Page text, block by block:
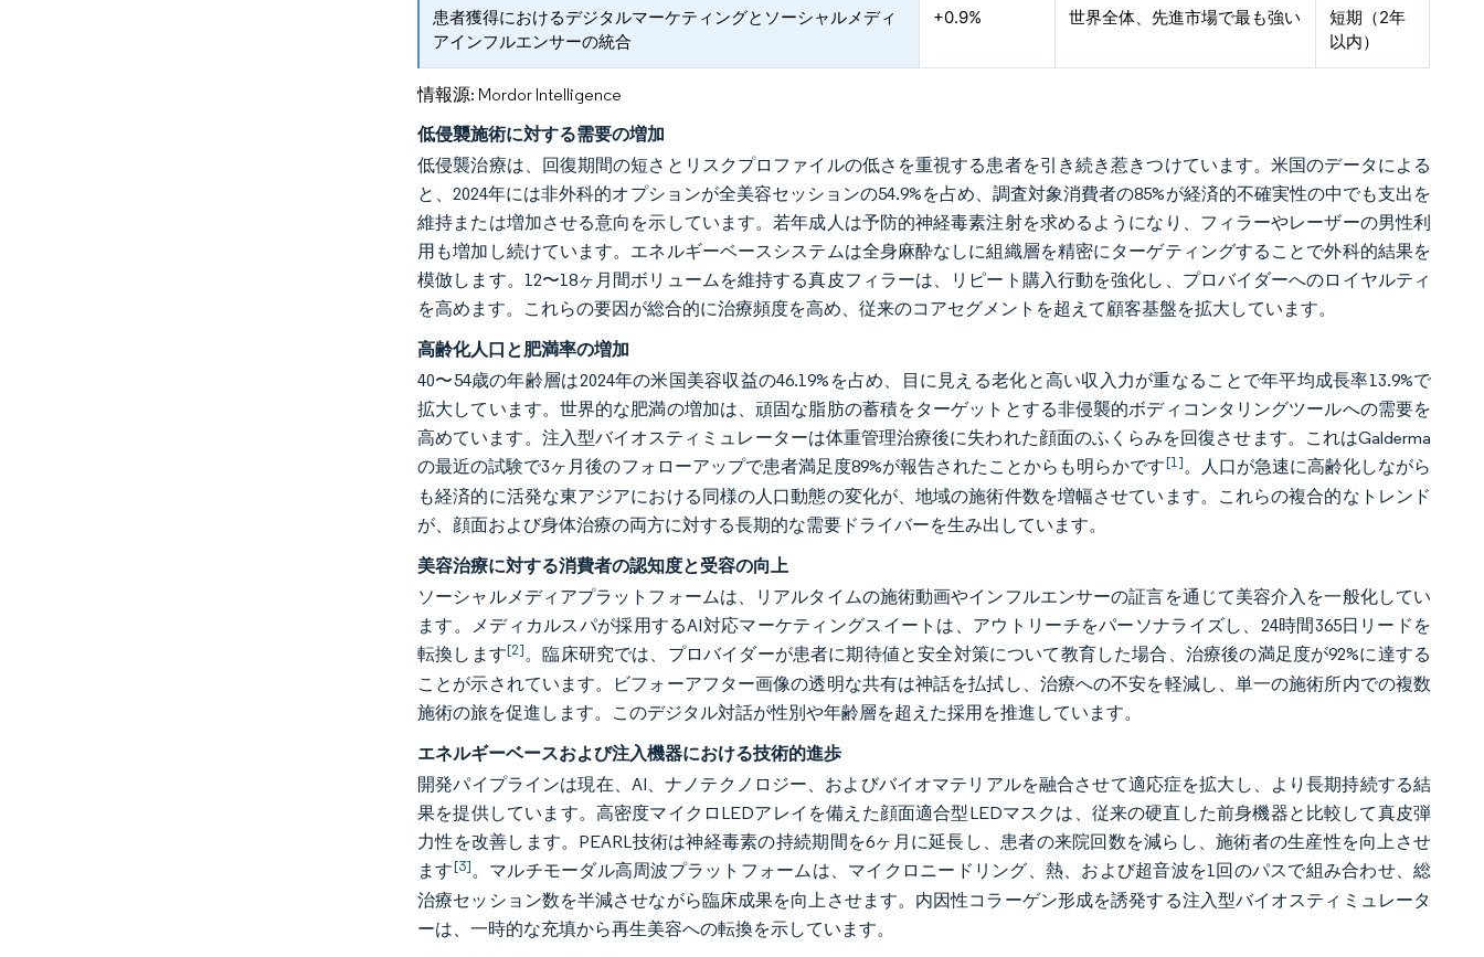
患者獲得におけるデジタルマーケティングとソーシャルメディ
アインフルエンサーの統合
+0.9% 世界全体、先進市場で最も強い
短期（2年
以内）
情報源: Mordor Intelligence
低侵襲施術に対する需要の増加
低侵襲治療は、回復期間の短さとリスクプロファイルの低さを重視する患者を引き続き惹きつけています。米国のデータによる
と、2024年には非外科的オプションが全美容セッションの54.9%を占め、調査対象消費者の85%が経済的不確実性の中でも支出を
維持または増加させる意向を示しています。若年成人は予防的神経毒素注射を求めるようになり、フィラーやレーザーの男性利
用も増加し続けています。エネルギーベースシステムは全身麻酔なしに組織層を精密にターゲティングすることで外科的結果を
模倣します。12〜18ヶ月間ボリュームを維持する真皮フィラーは、リピート購入行動を強化し、プロバイダーへのロイヤルティ
を高めます。これらの要因が総合的に治療頻度を高め、従来のコアセグメントを超えて顧客基盤を拡大しています。
高齢化人口と肥満率の増加
40〜54歳の年齢層は2024年の米国美容収益の46.19%を占め、目に見える老化と高い収入力が重なることで年平均成長率13.9%で
拡大しています。世界的な肥満の増加は、頑固な脂肪の蓄積をターゲットとする非侵襲的ボディコンタリングツールへの需要を
高めています。注入型バイオスティミュレーターは体重管理治療後に失われた顔面のふくらみを回復させます。これはGalderma
の最近の試験で3ヶ月後のフォローアップで患者満足度89%が報告されたことからも明らかです[1]。人口が急速に高齢化しながら
も経済的に活発な東アジアにおける同様の人口動態の変化が、地域の施術件数を増幅させています。これらの複合的なトレンド
が、顔面および身体治療の両方に対する長期的な需要ドライバーを生み出しています。
美容治療に対する消費者の認知度と受容の向上
ソーシャルメディアプラットフォームは、リアルタイムの施術動画やインフルエンサーの証言を通じて美容介入を一般化してい
ます。メディカルスパが採用するAI対応マーケティングスイートは、アウトリーチをパーソナライズし、24時間365日リードを
転換します[2]。臨床研究では、プロバイダーが患者に期待値と安全対策について教育した場合、治療後の満足度が92%に達する
ことが示されています。ビフォーアフター画像の透明な共有は神話を払拭し、治療への不安を軽減し、単一の施術所内での複数
施術の旅を促進します。このデジタル対話が性別や年齢層を超えた採用を推進しています。
エネルギーベースおよび注入機器における技術的進歩
開発パイプラインは現在、AI、ナノテクノロジー、およびバイオマテリアルを融合させて適応症を拡大し、より長期持続する結
果を提供しています。高密度マイクロLEDアレイを備えた顔面適合型LEDマスクは、従来の硬直した前身機器と比較して真皮弾
力性を改善します。PEARL技術は神経毒素の持続期間を6ヶ月に延長し、患者の来院回数を減らし、施術者の生産性を向上させ
ます[3]。マルチモーダル高周波プラットフォームは、マイクロニードリング、熱、および超音波を1回のパスで組み合わせ、総
治療セッション数を半減させながら臨床成果を向上させます。内因性コラーゲン形成を誘発する注入型バイオスティミュレータ
ーは、一時的な充填から再生美容への転換を示しています。